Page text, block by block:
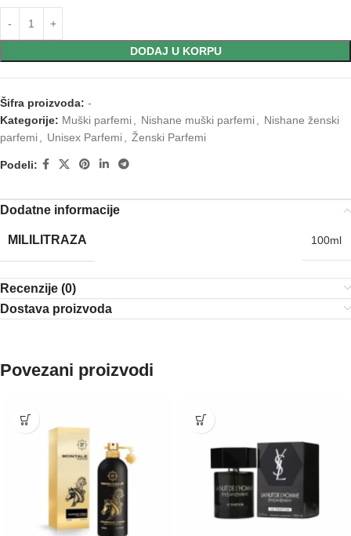
DODAJ U KORPU
Šifra proizvoda: -
Kategorije: Muški parfemi Nishane muški parfemi
Nishane ženski
parfemi
Unisex Parfemi Ženski Parfemi
Podeli:
Dodatne informacije
MILILITRAZA 100ml
Recenzije (0)
Dostava proizvoda
Povezani proizvodi